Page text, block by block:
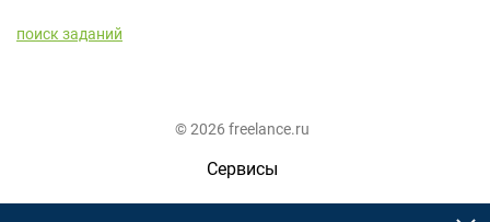
поиск заданий
© 2026 freelance.ru
Сервисы
Помощь